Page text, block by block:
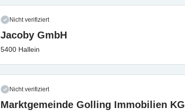
Nicht verifiziert
Jacoby GmbH
5400 Hallein
Nicht verifiziert
Marktgemeinde Golling Immobilien KG